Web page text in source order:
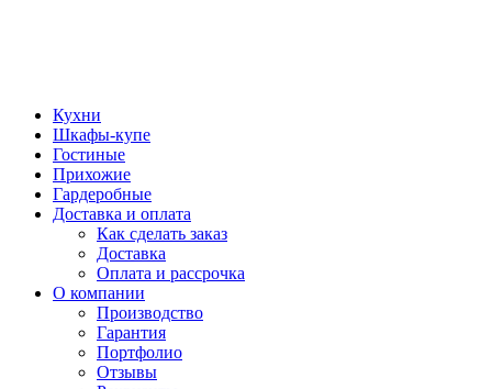
Кухни
Шкафы-купе
Гостиные
Прихожие
Гардеробные
Доставка и оплата
Как сделать заказ
Доставка
Оплата и рассрочка
О компании
Производство
Гарантия
Портфолио
Отзывы